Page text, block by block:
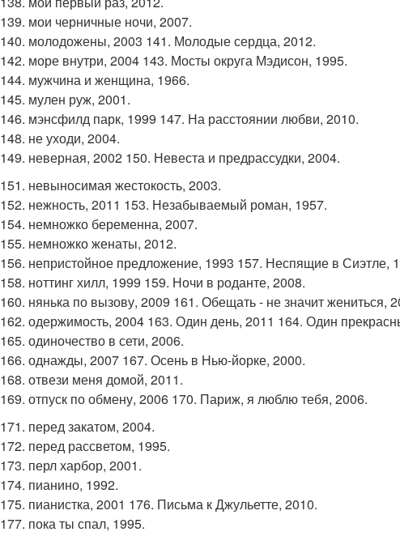
139. мои черничные ночи, 2007.
140. молодожены, 2003 141. Молодые сердца, 2012.
142. море внутри, 2004 143. Мосты округа Мэдисон, 1995.
144. мужчина и женщина, 1966.
145. мулен руж, 2001.
146. мэнсфилд парк, 1999 147. На расстоянии любви, 2010.
148. не уходи, 2004.
149. неверная, 2002 150. Невеста и предрассудки, 2004.
151. невыносимая жестокость, 2003.
152. нежность, 2011 153. Незабываемый роман, 1957.
154. немножко беременна, 2007.
155. немножко женаты, 2012.
156. непристойное предложение, 1993 157. Неспящие в Сиэтле,
158. ноттинг хилл, 1999 159. Ночи в роданте, 2008.
160. нянька по вызову, 2009 161. Обещать - не значит жениться,
162. одержимость, 2004 163. Один день, 2011 164. Один
165. одиночество в сети, 2006.
166. однажды, 2007 167. Осень в Нью-йорке, 2000.
168. отвези меня домой, 2011.
169. отпуск по обмену, 2006 170. Париж, я люблю тебя, 2006.
171. перед закатом, 2004.
172. перед рассветом, 1995.
173. перл харбор, 2001.
174. пианино, 1992.
175. пианистка, 2001 176. Письма к Джульетте, 2010.
177. пока ты спал, 1995.